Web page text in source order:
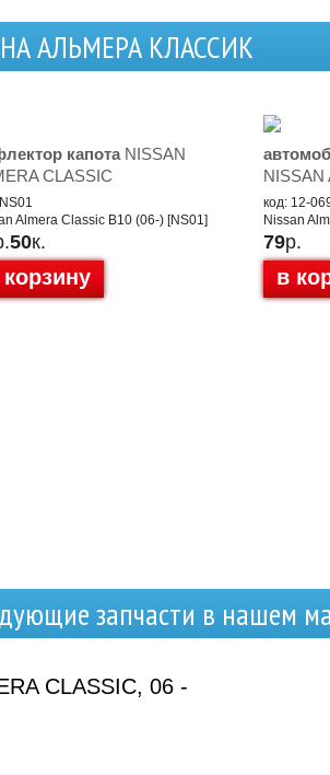
АЛЬМЕРА КЛАССИК
капотаNISSAN
CLASSIC
Almera Classic B10 (06-) [NS01]
50к.
корзину
NISSAN
код: 12-
Nissan
79р.
в
запчасти в нашем
CLASSIC, 06 -